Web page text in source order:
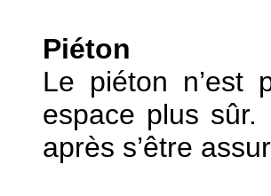
Piéton
Le piéton n’est
espace plus
après s’être